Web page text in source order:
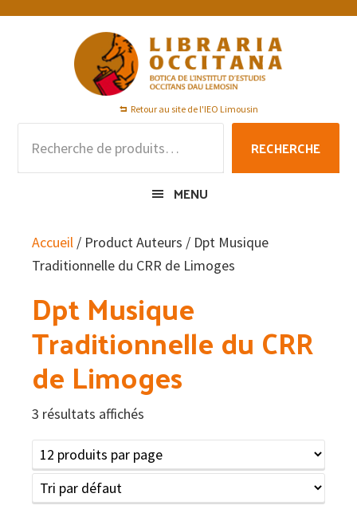
Passer
Passer
Passer
Retour au site de l'IEO Limousin
pour :
RECHERCHE
MENU
Accueil / Product Auteurs / Dpt Musique
Traditionnelle du CRR de Limoges
Dpt Musique
Traditionnelle du CRR
de Limoges
3 résultats affichés